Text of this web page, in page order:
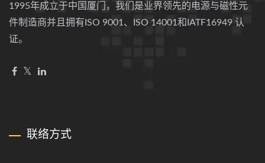
1995年成立于中国厦门，我们是业界领先的电源与磁性元
件制造商并且拥有ISO 9001、ISO 14001和IATF16949 认
证。
联络方式